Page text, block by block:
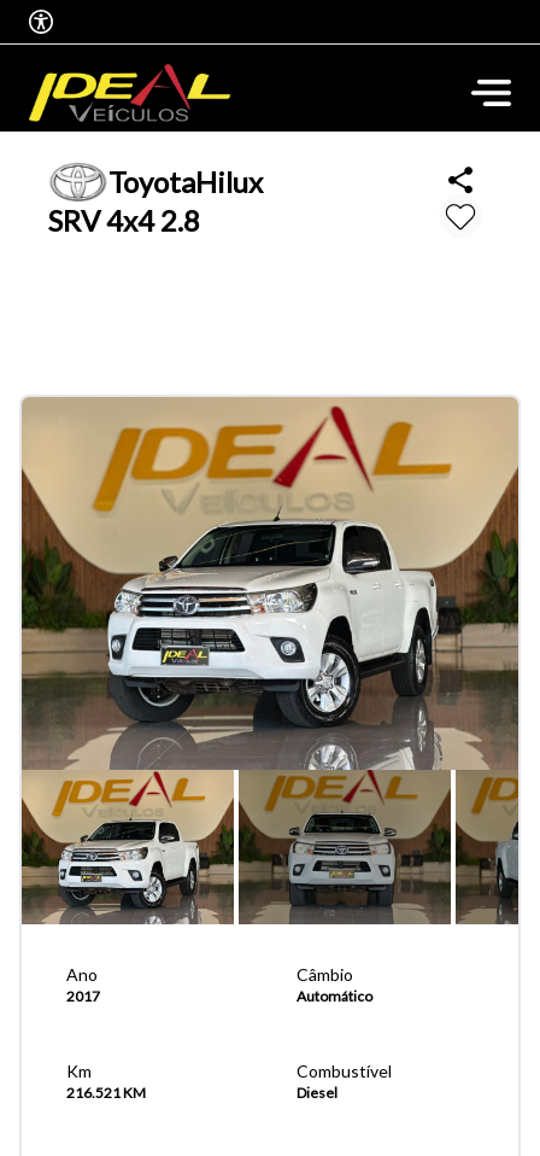
ToyotaHilux
SRV 4x4 2.8
Ano
2017
Câmbio
Automático
Km
216.521 KM
Combustível
Diesel